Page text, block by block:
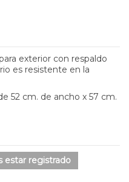
exterior con respaldo
es resistente en la
52 cm. de ancho x 57 cm.
estar registrado